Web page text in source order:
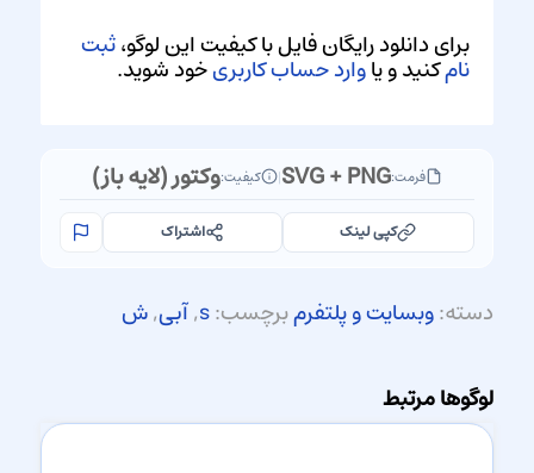
برای دانلود رایگان فایل با کیفیت این لوگو،ثبت
نامکنید و یاوارد حساب کاربریخود شوید.
فرمت:SVG + PNG
| کیفیت:وکتور (لایه باز)
کپی لینک اشتراک
دسته:وبسایت و پلتفرمبرچسب:s
,آبی,ش
لوگوها مرتبط